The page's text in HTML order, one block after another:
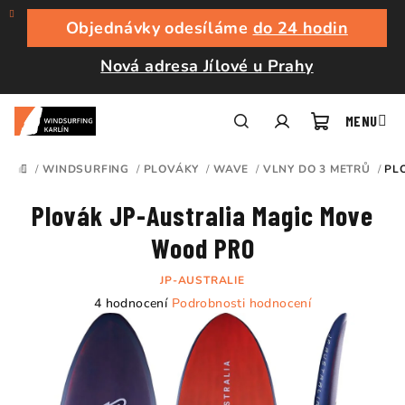
Přejít
obsah
Objednávky odesíláme do 24 hodin
Nová adresa Jílové u Prahy
košík
DOMŮ
/ WINDSURFING / PLOVÁKY / WAVE / VLNY DO 3 METRŮ /
Plovák JP-Australia Magic Move
Wood PRO
JP-AUSTRALIE
Průměrné
hodnocení
produktu
4 hodnocení Podrobnosti hodnocení